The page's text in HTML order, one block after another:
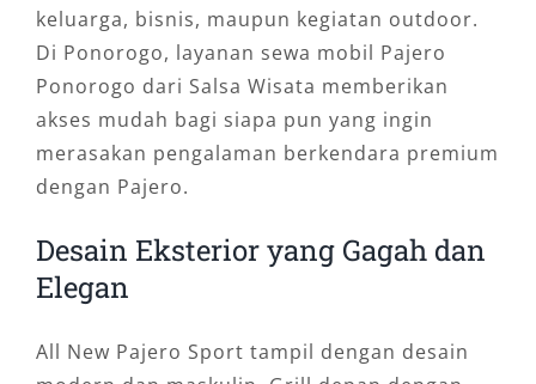
keluarga, bisnis, maupun kegiatan outdoor.
Di Ponorogo, layanan sewa mobil Pajero
Ponorogo dari Salsa Wisata memberikan
akses mudah bagi siapa pun yang ingin
merasakan pengalaman berkendara premium
dengan Pajero.
Desain Eksterior yang Gagah dan
Elegan
All New Pajero Sport tampil dengan desain